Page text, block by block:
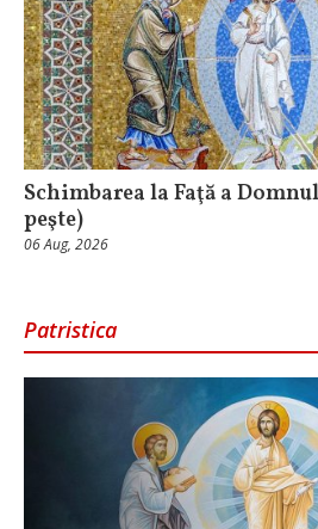
Schimbarea la Faţă a
peşte)
06 Aug, 2026
Patristica